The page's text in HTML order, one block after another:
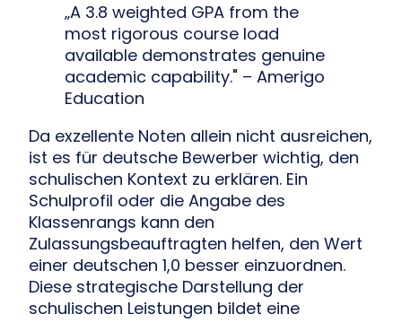
„A 3.8 weighted GPA from the
most rigorous course load
available demonstrates genuine
academic capability." – Amerigo
Education
Da exzellente Noten allein nicht ausreichen,
ist es für deutsche Bewerber wichtig, den
schulischen Kontext zu erklären. Ein
Schulprofil oder die Angabe des
Klassenrangs kann den
Zulassungsbeauftragten helfen, den Wert
einer deutschen 1,0 besser einzuordnen.
Diese strategische Darstellung der
schulischen Leistungen bildet eine